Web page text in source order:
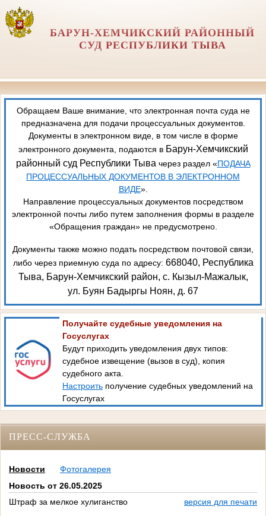
БАРУН-ХЕМЧИКСКИЙ РАЙОННЫЙ
СУД РЕСПУБЛИКИ ТЫВА
Обращаем Ваше внимание, что электронная почта суда не
предназначена для подачи процессуальных документов.
Документы в электронном виде, в том числе в форме
электронного документа, подаются в Барун-Хемчикский
районный суд Республики Тывачерез раздел «ПОДАЧА
ПРОЦЕССУАЛЬНЫХ ДОКУМЕНТОВ В ЭЛЕКТРОННОМ
ВИДЕ».
Направление процессуальных документов посредством
электронной почты либо путем заполнения формы в разделе
«Обращения граждан» не предусмотрено.
Документы также можно подать посредством почтовой связи,
либо через приемную суда по адресу: 668040, Республика
Тыва, Барун-Хемчикский район, с. Кызыл-Мажалык,
ул. Буян Бадыргы Ноян, д. 67
Получайте судебные уведомления на
Госуслугах
Будут приходить уведомления двух типов:
судебное извещение (вызов в суд), копия
судебного акта.
Настроить получение судебных уведомлений на
Госуслугах
ПРЕСС-СЛУЖБА
Новости
Фотогалерея
Новость от 26.05.2025
Штраф за мелкое хулиганство
версия для печати